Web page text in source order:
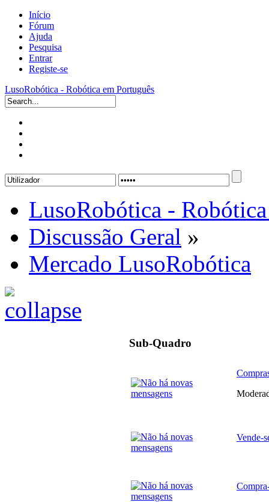
Início
Fórum
Ajuda
Pesquisa
Entrar
Registe-se
LusoRobótica - Robótica em Português
LusoRobótica -
Discussão Geral »
Mercado LusoRobótica
Sub-Quadro
Vende-